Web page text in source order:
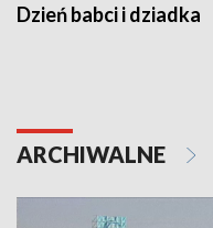
Dzień babci i dziadka
ARCHIWALNE